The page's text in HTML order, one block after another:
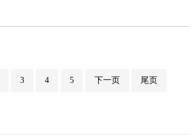
3 4 5 下一页 尾页